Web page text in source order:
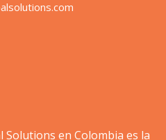
Solutions en Colombia es la